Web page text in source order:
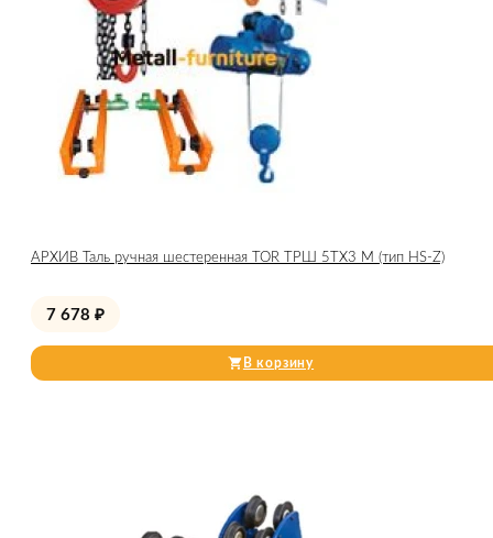
АРХИВ Таль ручная шестеренная TOR ТРШ 5ТХ3 М (тип HS-Z)
7 678 ₽
В корзину